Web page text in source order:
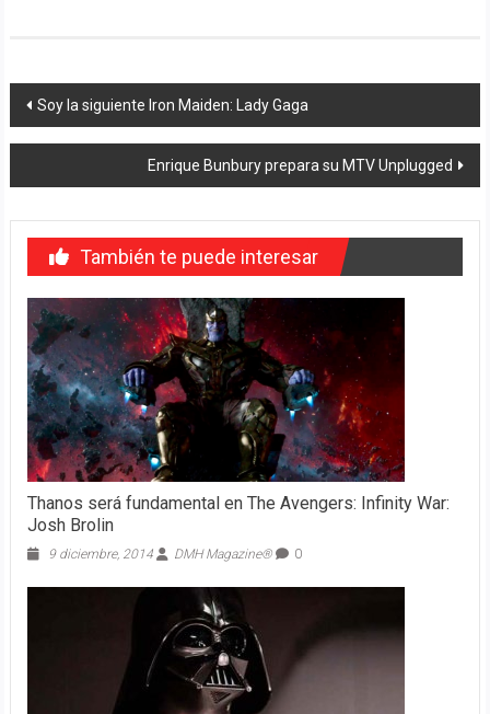
Navegación
de
entradas
Soy la siguiente Iron Maiden: Lady Gaga
Enrique Bunbury prepara su MTV Unplugged
También te puede interesar
Thanos será fundamental en The Avengers: Infinity War:
Josh Brolin
9 diciembre, 2014 DMH Magazine® 0